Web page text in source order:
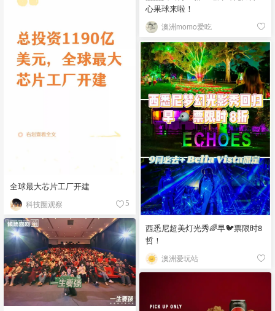
心果球来啦！
澳洲momo爱吃
全球最大芯片工厂开建
科技圈观察 5
西悉尼超美灯光秀🌈早🐦票限时8
哲！
澳洲爱玩站